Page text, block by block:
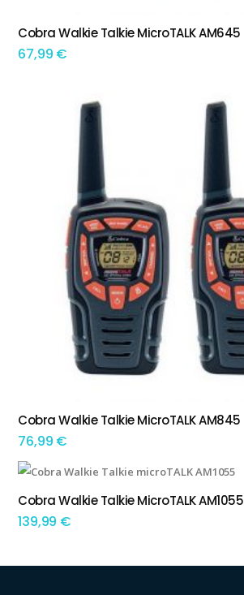
ADICIONAR
Cobra Walkie Talkie MicroTALK AM645
67,99 €
ADICIONAR
Cobra Walkie Talkie MicroTALK AM845
76,99 €
ADICIONAR
Cobra Walkie Talkie MicroTALK AM1055
139,99 €